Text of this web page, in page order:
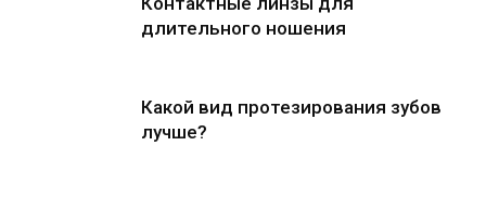
длительного ношения
Какой вид протезирования зубов
лучше?